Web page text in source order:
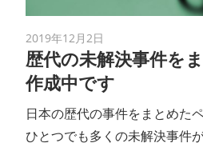
2019年12月2日
歴代の未解決事件を
作成中です
日本の歴代の事件をまとめた
ひとつでも多くの未解決事件